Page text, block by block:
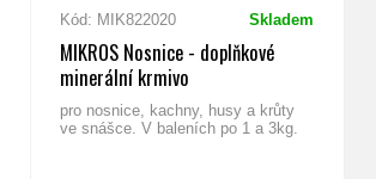
Kód: MIK822020 Skladem
MIKROS Nosnice - doplňkové
minerální krmivo
pro nosnice, kachny, husy a krůty
ve snášce. V baleních po 1 a 3kg.